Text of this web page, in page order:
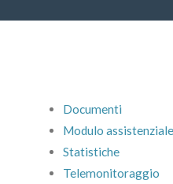
Documenti
Modulo assistenziale
Statistiche
Telemonitoraggio